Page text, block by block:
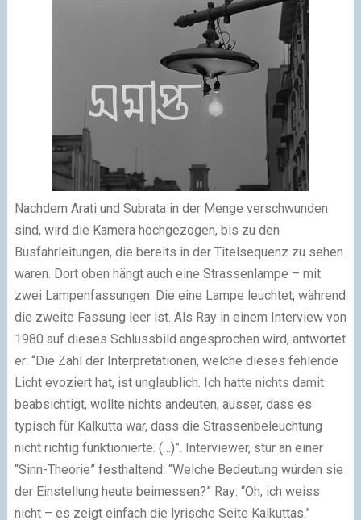
Nachdem Arati und Subrata in der Menge verschwunden
sind, wird die Kamera hochgezogen, bis zu den
Busfahrleitungen, die bereits in der Titelsequenz zu sehen
waren. Dort oben hängt auch eine Strassenlampe – mit
zwei Lampenfassungen. Die eine Lampe leuchtet, während
die zweite Fassung leer ist. Als Ray in einem Interview von
1980 auf dieses Schlussbild angesprochen wird, antwortet
er: “Die Zahl der Interpretationen, welche dieses fehlende
Licht evoziert hat, ist unglaublich. Ich hatte nichts damit
beabsichtigt, wollte nichts andeuten, ausser, dass es
typisch für Kalkutta war, dass die Strassenbeleuchtung
nicht richtig funktionierte. (…)”. Interviewer, stur an einer
“Sinn-Theorie” festhaltend: “Welche Bedeutung würden sie
der Einstellung heute beimessen?” Ray: “Oh, ich weiss
nicht – es zeigt einfach die lyrische Seite Kalkuttas.”